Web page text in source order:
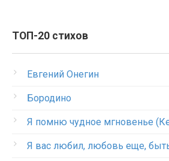
ТОП-20 стихов
Евгений Онегин
Бородино
Я помню чудное мгновенье
Я вас любил, любовь еще,